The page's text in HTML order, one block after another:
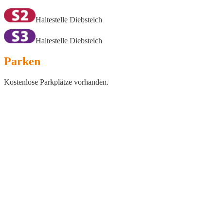
Haltestelle Diebsteich
Haltestelle Diebsteich
Parken
Kostenlose Parkplätze vorhanden.